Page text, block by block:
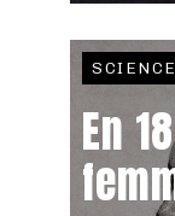
SCIENCE
En